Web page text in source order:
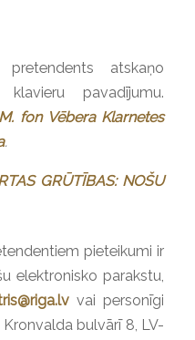
atskaņo
pavadījumu.
fon Vēbera Klarnetes
.
GRŪTĪBAS: NOŠU
pieteikumi ir
elektronisko parakstu,
vai personīgi
Kronvalda bulvārī 8, LV-